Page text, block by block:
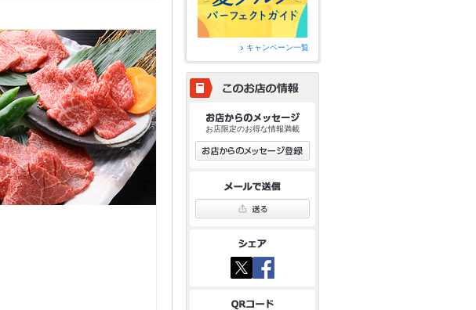
キャンペーン一覧
お店限定のお得な情報満載